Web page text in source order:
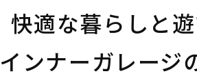
快適な暮らしと
インナーガレージ